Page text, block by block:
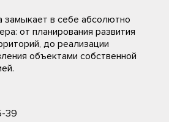
замыкает в себе абсолютно
от планирования развития
до реализации
объектами собственной
39